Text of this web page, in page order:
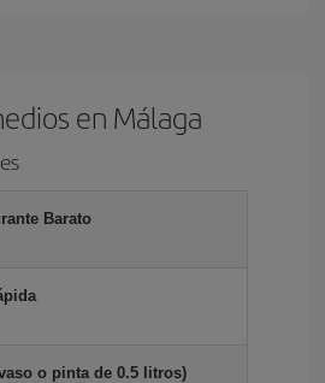
en Málaga
Barato
o pinta de 0.5 litros)